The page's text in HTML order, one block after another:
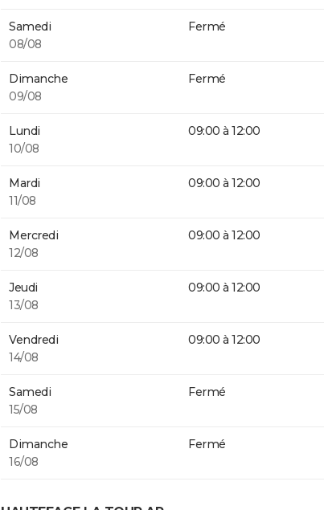
Samedi
08/08
Fermé
Dimanche
09/08
Fermé
Lundi
10/08
09:00 à 12:00
Mardi
11/08
09:00 à 12:00
Mercredi
12/08
09:00 à 12:00
Jeudi
13/08
09:00 à 12:00
Vendredi
14/08
09:00 à 12:00
Samedi
15/08
Fermé
Dimanche
16/08
Fermé